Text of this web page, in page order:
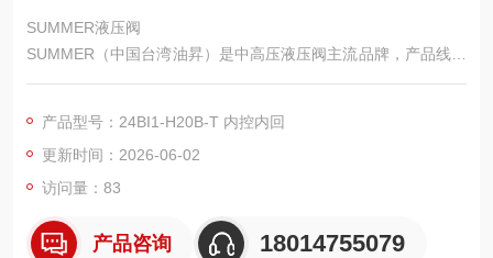
SUMMER液压阀
SUMMER（中国台湾油昇）是中高压液压阀主流品牌，产品线覆
盖压力、方向、流量、比例四大类，主打高稳定、低噪声、长寿
产品型号：24BI1-H20B-T 内控内回
更新时间：2026-06-02
访问量：83
产品咨询 18014755079